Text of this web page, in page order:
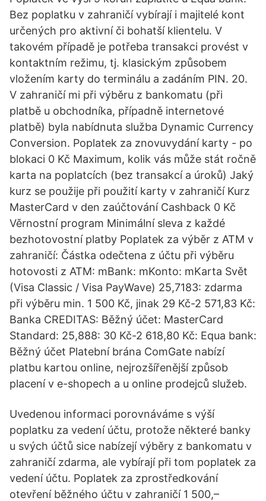
Bez poplatku v zahraničí vybírají i majitelé kont
určených pro aktivní či bohatší klientelu. V
takovém případě je potřeba transakci provést v
kontaktním režimu, tj. klasickým způsobem
vložením karty do terminálu a zadáním PIN. 20.
V zahraničí mi při výběru z bankomatu (při
platbě u obchodníka, případně internetové
platbě) byla nabídnuta služba Dynamic Currency
Conversion. Poplatek za znovuvydání karty - po
blokaci 0 Kč Maximum, kolik vás může stát ročně
karta na poplatcích (bez transakcí a úroků) Jaký
kurz se použije při použití karty v zahraničí Kurz
MasterCard v den zaúčtování Cashback 0 Kč
Věrnostní program Minimální sleva z každé
bezhotovostní platby Poplatek za výběr z ATM v
zahraničí: Částka odečtena z účtu při výběru
hotovosti z ATM: mBank: mKonto: mKarta Svět
(Visa Classic / Visa PayWave) 25,7183: zdarma
při výběru min. 1 500 Kč, jinak 29 Kč-2 571,83 Kč:
Banka CREDITAS: Běžný účet: MasterCard
Standard: 25,888: 30 Kč-2 618,80 Kč: Equa bank:
Běžný účet Platební brána ComGate nabízí
platbu kartou online, nejrozšířenější způsob
placení v e-shopech a u online prodejců služeb.
Uvedenou informaci porovnáváme s výší
poplatku za vedení účtu, protože některé banky
u svých účtů sice nabízejí výběry z bankomatu v
zahraničí zdarma, ale vybírají při tom poplatek za
vedení účtu. Poplatek za zprostředkování
otevření běžného účtu v zahraničí 1 500,–